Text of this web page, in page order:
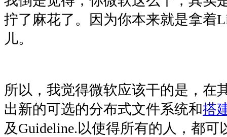
拧了麻花了。因为你本来就是拿着
儿。
所以，我觉得微软应该干的是，在
出新的可选的分布式文件系统和搭
及Guideline.以使得所有的人，都